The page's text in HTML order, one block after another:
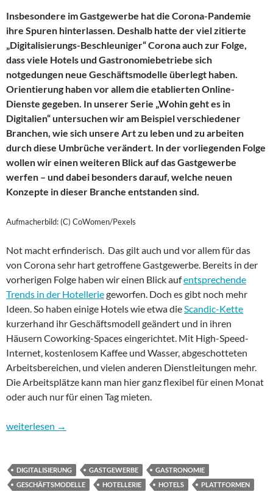
Insbesondere im Gastgewerbe hat die Corona-Pandemie
ihre Spuren hinterlassen. Deshalb hatte der viel zitierte
„Digitalisierungs-Beschleuniger“ Corona auch zur Folge,
dass viele Hotels und Gastronomiebetriebe sich
notgedungen neue Geschäftsmodelle überlegt haben.
Orientierung haben vor allem die etablierten Online-
Dienste gegeben. In unserer Serie „Wohin geht es in
Digitalien“ untersuchen wir am Beispiel verschiedener
Branchen, wie sich unsere Art zu leben und zu arbeiten
durch diese Umbrüche verändert. In der vorliegenden Folge
wollen wir einen weiteren Blick auf das Gastgewerbe
werfen – und dabei besonders darauf, welche neuen
Konzepte in dieser Branche entstanden sind.
Aufmacherbild: (C) CoWomen/Pexels
Not macht erfinderisch. Das gilt auch und vor allem für das
von Corona sehr hart getroffene Gastgewerbe. Bereits in der
vorherigen Folge haben wir einen Blick aufentsprechende
Trends in der Hotelleriegeworfen. Doch es gibt noch mehr
Ideen. So haben einige Hotels wie etwa dieScandic-Kette
kurzerhand ihr Geschäftsmodell geändert und in ihren
Häusern Coworking-Spaces eingerichtet. Mit High-Speed-
Internet, kostenlosem Kaffee und Wasser, abgeschotteten
Arbeitsbereichen, und vielen anderen Dienstleitungen mehr.
Die Arbeitsplätze kann man hier ganz flexibel für einen Monat
oder auch nur für einen Tag mieten.
Wohin geht es in Digitalien? Folge 3, Gastgewerbe: Hotellerie –
weiterlesen →
DIGITALISIERUNG GASTGEWERBE
GASTRONOMIE
GESCHÄFTSMODELLE
HOTELLERIE HOTELS PLATTFORMEN